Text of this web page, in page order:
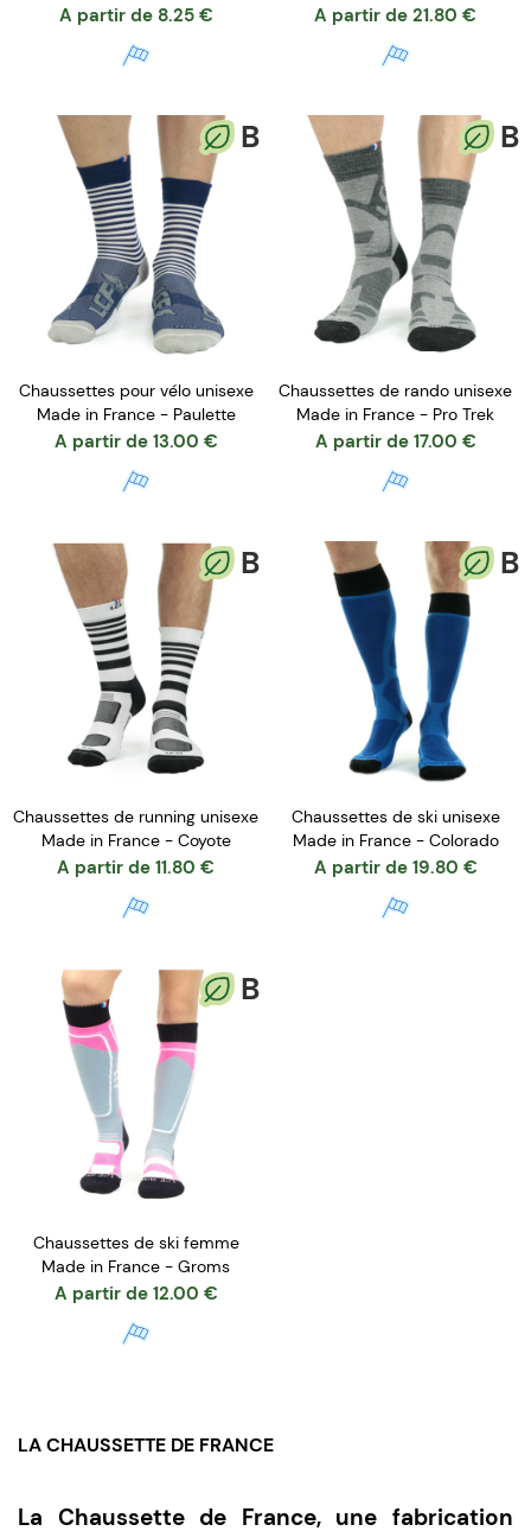
A partir de 8.25 €
Brochet
A partir de 21.80 €
B
Chaussettes pour vélo unisexe
Made in France - Paulette
A partir de 13.00 €
B
Chaussettes de rando unisexe
Made in France - Pro Trek
A partir de 17.00 €
B
Chaussettes de running unisexe
Made in France - Coyote
A partir de 11.80 €
B
Chaussettes de ski unisexe
Made in France - Colorado
A partir de 19.80 €
B
Chaussettes de ski femme
Made in France - Groms
A partir de 12.00 €
LA CHAUSSETTE DE FRANCE
La Chaussette de France, une fabrication